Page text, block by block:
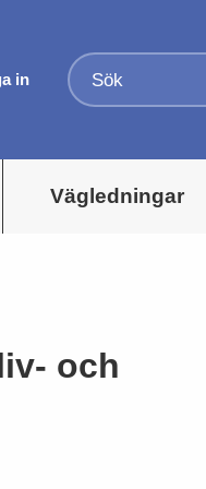
in
Vägledningar
och